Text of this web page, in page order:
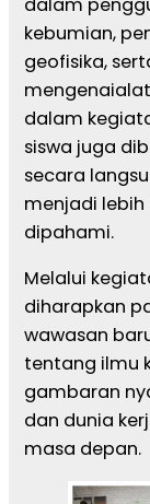
kebumian,
geofisika,
dalam
siswa juga
secara
menjadi
dipahami.
Melalui
diharapkan
wawasan
tentang ilmu
gambaran
dan dunia
masa depan.